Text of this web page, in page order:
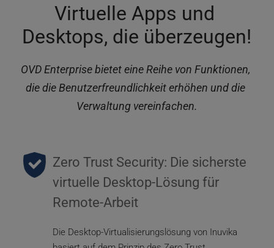
Virtuelle Apps und
Desktops, die überzeugen!
OVD Enterprise bietet eine Reihe von Funktionen,
die die Benutzerfreundlichkeit erhöhen und die
Verwaltung vereinfachen.
Zero Trust Security: Die sicherste
virtuelle Desktop-Lösung für
Remote-Arbeit
Die Desktop-Virtualisierungslösung von Inuvika